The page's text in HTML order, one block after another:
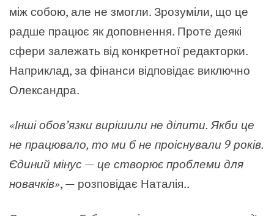
між собою, але не змогли. Зрозуміли, що це
радше працює як доповнення. Проте деякі
сфери залежать від конкретної редакторки.
Наприклад, за фінанси відповідає виключно
Олександра.
«Інші обов’язки вирішили не ділити. Якби це
не працювало, то ми б не проіснували 9 років.
Єдиний мінус — це створює проблеми для
новачків», — розповідає Наталія..